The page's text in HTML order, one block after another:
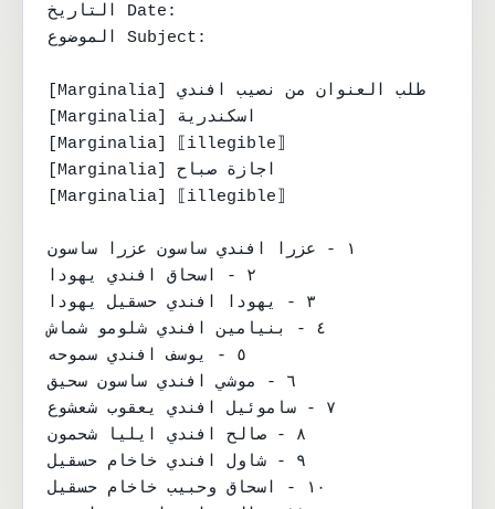
التاريخ Date:
الموضوع Subject:
[Marginalia] طلب العنوان من نصيب افندي
[Marginalia] اسكندرية
[Marginalia] ⟦illegible⟧
[Marginalia] اجازة صباح
[Marginalia] ⟦illegible⟧
١ - عزرا افندي ساسون عزرا ساسون
٢ - اسحاق افندي يهودا
٣ - يهودا افندي حسقيل يهودا
٤ - بنيامين افندي شلومو شماش
٥ - يوسف افندي سموحه
٦ - موشي افندي ساسون سحيق
٧ - ساموئيل افندي يعقوب شعشوع
٨ - صالح افندي ايليا شحمون
٩ - شاول افندي خاخام حسقيل
١٠ - اسحاق وحبيب خاخام حسقيل